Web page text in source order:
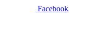
Facebook